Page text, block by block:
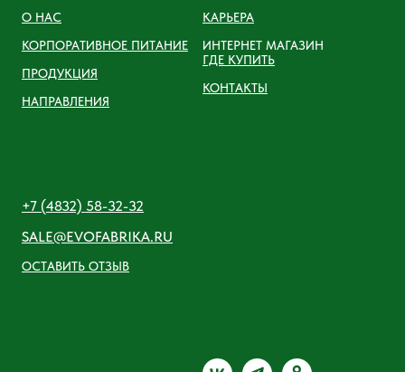
О НАС
КОРПОРАТИВНОЕ ПИТАНИЕ
ПРОДУКЦИЯ
НАПРАВЛЕНИЯ
КАРЬЕРА
ИНТЕРНЕТ МАГАЗИН
ГДЕ КУПИТЬ
КОНТАКТЫ
+7 (4832) 58-32-32
SALE@EVOFABRIKA.RU
ОСТАВИТЬ ОТЗЫВ